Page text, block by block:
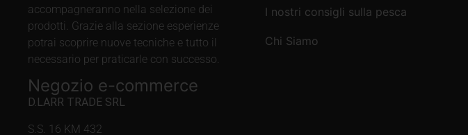
accompagneranno nella selezione dei
prodotti. Grazie alla sezione esperienze
potrai scoprire nuove tecniche e tutto il
necessario per praticarle con successo.
Negozio e-commerce
D.LARR TRADE SRL
S.S. 16 KM 432
I nostri consigli sulla pesca
Chi Siamo